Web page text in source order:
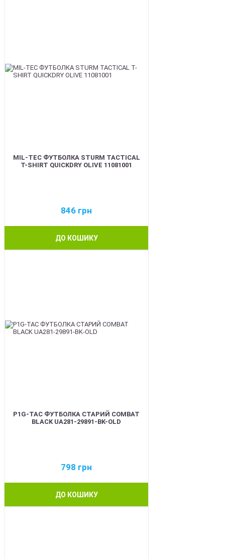
MIL-TEC ФУТБОЛКА STURM TACTICAL
T-SHIRT QUICKDRY OLIVE 11081001
846 грн
ДО КОШИКУ
P1G-TAC ФУТБОЛКА СТАРИЙ COMBAT
BLACK UA281-29891-BK-OLD
798 грн
ДО КОШИКУ